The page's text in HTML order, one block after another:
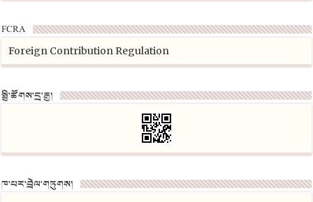
FCRA
Foreign Contribution Regulation
སྤྱི་ཚོགས་དྲ་རྒྱ།
ཁ་པར་བྲེལ་གཏུགས།